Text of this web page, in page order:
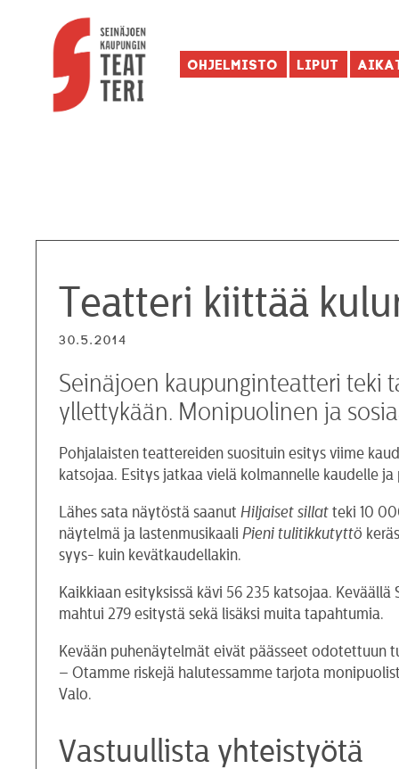
Ohjelmisto Liput
Teatteri kiittää
30.5.2014
Seinäjoen kaupunginteatteri teki
yllettykään. Monipuolinen ja
Pohjalaisten teattereiden suosituin esitys viime
katsojaa. Esitys jatkaa vielä kolmannelle kaudelle
Lähes sata näytöstä saanut Hiljaiset sillatteki 10
näytelmä ja lastenmusikaali Pieni tulitikkutyttö
syys- kuin kevätkaudellakin.
Kaikkiaan esityksissä kävi 56 235 katsojaa.
mahtui 279 esitystä sekä lisäksi muita tapahtumia.
Kevään puhenäytelmät eivät päässeet odotettuun
– Otamme riskejä halutessamme tarjota
Valo.
Vastuullista yhteistyötä